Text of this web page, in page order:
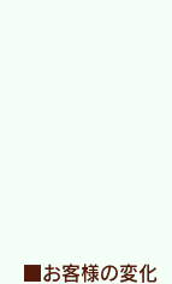
■お客様の変化